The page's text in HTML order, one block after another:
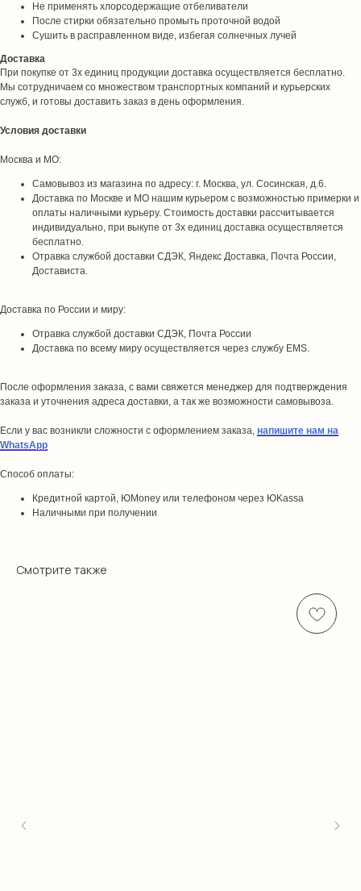
Не применять хлорсодержащие отбеливатели
После стирки обязательно промыть проточной водой
Сушить в расправленном виде, избегая солнечных лучей
Доставка
При покупке от 3х единиц продукции доставка осуществляется бесплатно.
Мы сотрудничаем со множеством транспортных компаний и курьерских
служб, и готовы доставить заказ в день оформления.
Условия доставки
Москва и МО:
Самовывоз из магазина по адресу: г. Москва, ул. Сосинская, д.6.
Доставка по Москве и МО нашим курьером с возможностью примерки и
оплаты наличными курьеру. Стоимость доставки рассчитывается
индивидуально, при выкупе от 3х единиц доставка осуществляется
бесплатно.
Отравка службой доставки СДЭК, Яндекс Доставка, Почта России,
Достависта.
Доставка по России и миру:
Отравка службой доставки СДЭК, Почта России
Доставка по всему миру осуществляется через службу EMS.
После оформления заказа, с вами свяжется менеджер для подтверждения
заказа и уточнения адреса доставки, а так же возможности самовывоза.
Если у вас возникли сложности с оформлением заказа, напишите нам на
WhatsApp
Способ оплаты:
Кредитной картой, ЮMoney или телефоном через ЮKassa
Наличными при получении
Смотрите также